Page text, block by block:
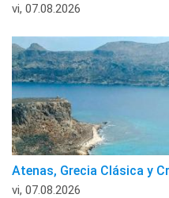
vi, 07.08.2026
Atenas, Grecia Clásica y
vi, 07.08.2026